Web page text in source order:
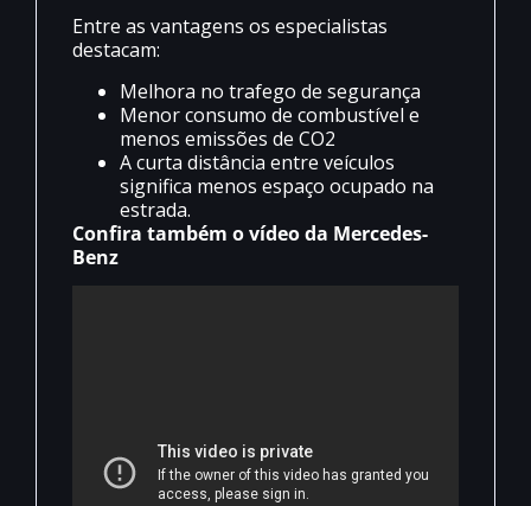
Entre as vantagens os especialistas
destacam:
Melhora no trafego de segurança
Menor consumo de combustível e
menos emissões de CO2
A curta distância entre veículos
significa menos espaço ocupado na
estrada.
Confira também o vídeo da Mercedes-
Benz